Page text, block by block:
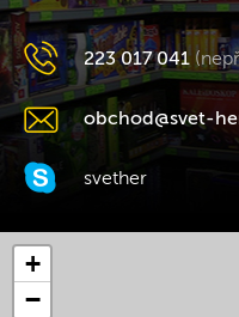
223 017 041
obchod@svet-
svether
+
−